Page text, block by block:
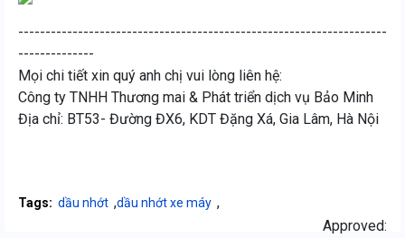
--------------------------------------------------------------------
--------------
Mọi chi tiết xin quý anh chị vui lòng liên hệ:
Công ty TNHH Thương mai & Phát triển dịch vụ Bảo Minh
Địa chỉ: BT53- Đường ĐX6, KDT Đặng Xá, Gia Lâm, Hà Nội
Tags: dầu nhớt ,dầu nhớt xe máy ,
Approved: